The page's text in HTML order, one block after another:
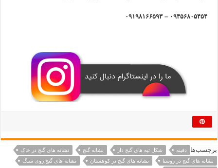
۰۹۳۵۶۸۰۵۴۵۴ – ۰۹۱۹۸۱۶۶۵۹۳
برچسب‌ها دفینه شکل تپه های گنج دار نشانه گنج
نشانه های گنج در خاک
نشانه های گنج در روستا
نشانه های گنج در کوهستان
نشانه های گنج روی سنگ